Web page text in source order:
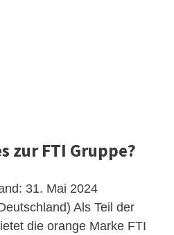
zur FTI Gruppe?
31. Mai 2024
Als Teil der
die orange Marke FTI